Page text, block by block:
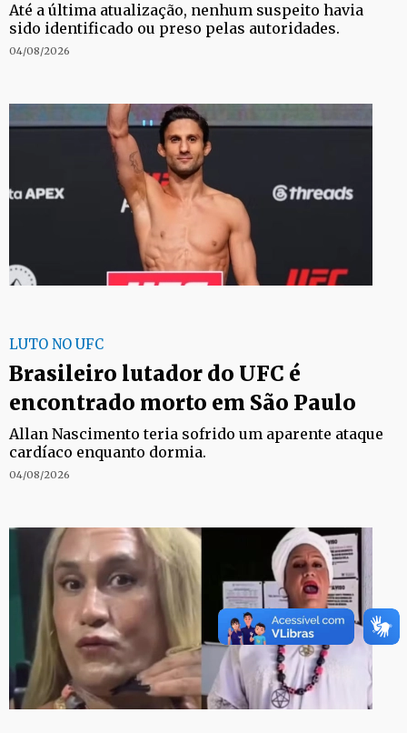
Até a última atualização, nenhum suspeito havia
sido identificado ou preso pelas autoridades.
04/08/2026
LUTO NO UFC
Brasileiro lutador do UFC é
encontrado morto em São Paulo
Allan Nascimento teria sofrido um aparente ataque
cardíaco enquanto dormia.
04/08/2026